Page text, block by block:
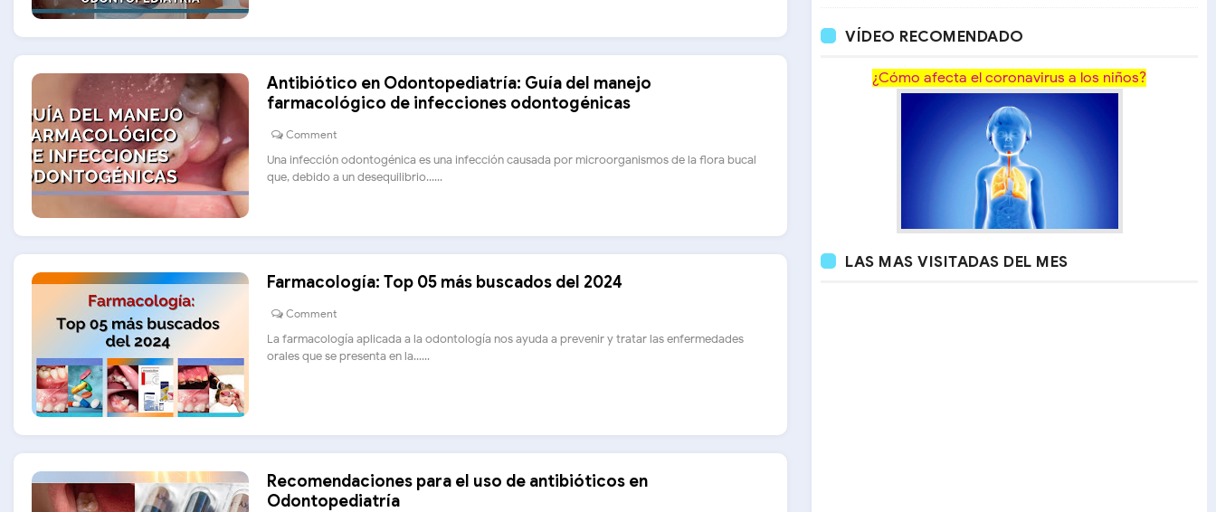
Antibiótico en Odontopediatría: Guía del manejo
farmacológico de infecciones odontogénicas
Comment
Una infección odontogénica es una infección causada por microorganismos de la flora bucal
que, debido a un desequilibrio......
Farmacología: Top 05 más buscados del 2024
Comment
La farmacología aplicada a la odontología nos ayuda a prevenir y tratar las enfermedades
orales que se presenta en la......
Recomendaciones para el uso de antibióticos en
Odontopediatría
VÍDEO RECOMENDADO
¿Cómo afecta el coronavirus a los niños?
LAS MAS VISITADAS DEL MES